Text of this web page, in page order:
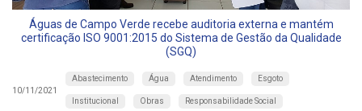
Águas de Campo Verde recebe auditoria externa e mantém
certificação ISO 9001:2015 do Sistema de Gestão da Qualidade
(SGQ)
10/11/2021
Abastecimento Água Atendimento Esgoto
Institucional Obras Responsabilidade Social